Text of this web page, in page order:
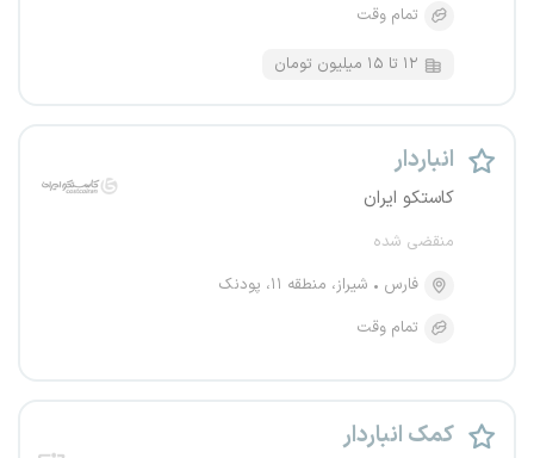
تمام وقت
۱۲ تا ۱۵ میلیون تومان
انباردار
کاستکو ایران
منقضی شده
فارس
شیراز، منطقه ۱۱، پودنک
تمام وقت
کمک انباردار